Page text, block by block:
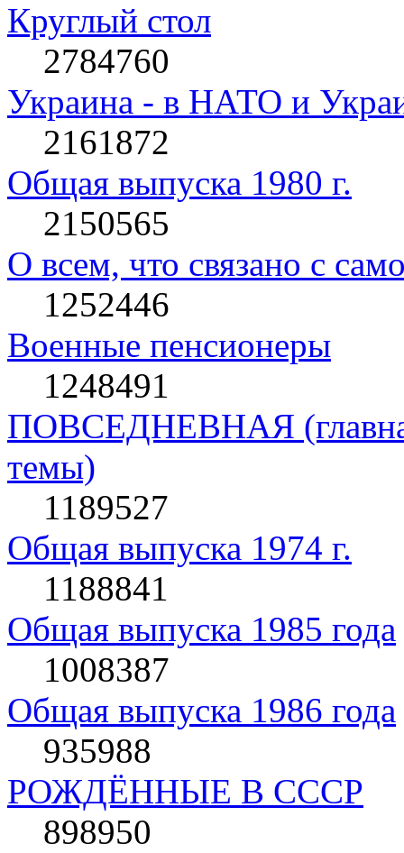
Круглый стол
2784760
Украина - в НАТО и
2161872
Общая выпуска 1980 г.
2150565
О всем, что связано с
1252446
Военные пенсионеры
1248491
ПОВСЕДНЕВНАЯ
темы)
1189527
Общая выпуска 1974 г.
1188841
Общая выпуска 1985 года
1008387
Общая выпуска 1986 года
935988
РОЖДЁННЫЕ В СССР
898950